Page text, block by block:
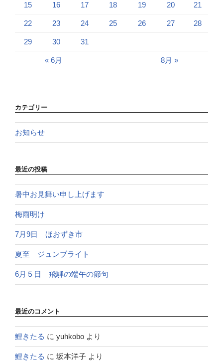
15 16 17 18 19 20 21
22 23 24 25 26 27 28
29 30 31
« 6月 8月 »
カテゴリー
お知らせ
最近の投稿
暑中お見舞い申し上げます
梅雨明け
7月9日 ほおずき市
夏至 ジュンブライト
6月５日 飛騨の端午の節句
最近のコメント
鯉きたる に yuhkobo より
鯉きたる に 坂本洋子 より